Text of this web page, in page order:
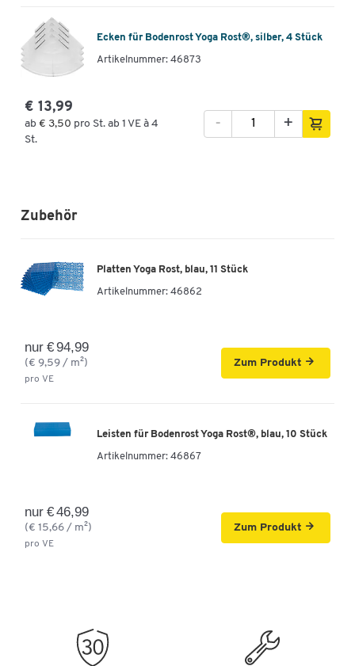
Ecken für Bodenrost Yoga Rost®, silber, 4 Stück
Artikelnummer: 46873
€ 13,99
ab € 3,50 pro St. ab 1 VE à 4
St.
+
-
Zubehör
Platten Yoga Rost, blau, 11 Stück
Artikelnummer: 46862
nur € 94,99
(€ 9,59 / m²)
pro VE
Zum Produkt
Leisten für Bodenrost Yoga Rost®, blau, 10 Stück
Artikelnummer: 46867
nur € 46,99
(€ 15,66 / m²)
pro VE
Zum Produkt